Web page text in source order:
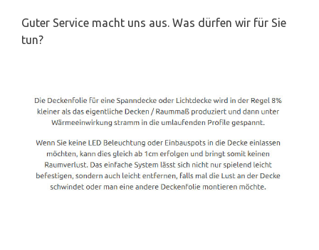
Guter Service macht uns aus. Was dürfen wir für Sie
tun?